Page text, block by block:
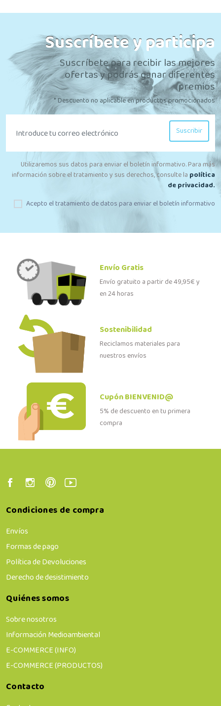
Suscríbete y participa
Suscríbete para recibir las mejores
ofertas y podrás ganar diferentes
premios
* Descuento no aplicable en productos promocionados
Suscribir
Utilizaremos sus datos para enviar el boletín informativo. Para más
información sobre el tratamiento y sus derechos, consulte la política
de privacidad.
Acepto el tratamiento de datos para enviar el boletín informativo
Envío Gratis
Envío gratuito a partir de 49,95€ y
en 24 horas
Sostenibilidad
Reciclamos materiales para
nuestros envíos
Cupón BIENVENID@
5% de descuento en tu primera
compra
Condiciones de compra
Envíos
Formas de pago
Política de Devoluciones
Derecho de desistimiento
Quiénes somos
Sobre nosotros
Información Medioambiental
E-COMMERCE (INFO)
E-COMMERCE (PRODUCTOS)
Contacto